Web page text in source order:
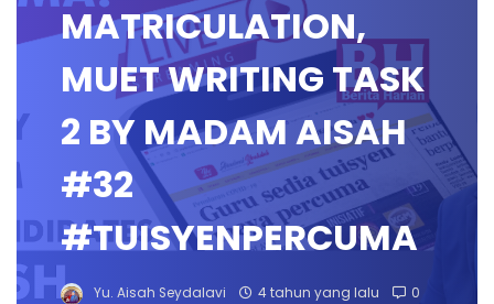
MATRICULATION,
MUET WRITING TASK
2 BY MADAM AISAH
#32
#TUISYENPERCUMA
Yu. Aisah Seydalavi 4 tahun yang lalu 0